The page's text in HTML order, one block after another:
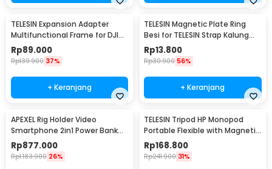
TELESIN Expansion Adapter
Multifunctional Frame for DJI
Pocket 3 - S7-CFR-01-TDJ
Rp89.000
Rp139.900 37%
+ Keranjang
TELESIN Magnetic Plate Ring
Besi for TELESIN Strap Kalung
Magnetic - PJ-MNM-026
Rp13.800
Rp30.900 56%
+ Keranjang
APEXEL Rig Holder Video
Smartphone 2in1 Power Bank
2500mAh with Remote - APL-
VG05CH
Rp877.000
Rp1.183.900 26%
TELESIN Tripod HP Monopod
Portable Flexible with Magnetic
Phone Holder - P3-FM-02
Rp168.800
Rp241.900 31%